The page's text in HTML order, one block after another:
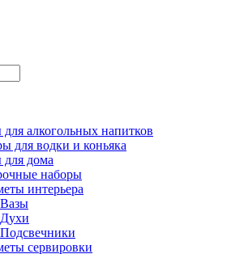
для алкогольных напитков
для водки и коньяка
для дома
наборы
интерьера
Вазы
Духи
Подсвечники
сервировки